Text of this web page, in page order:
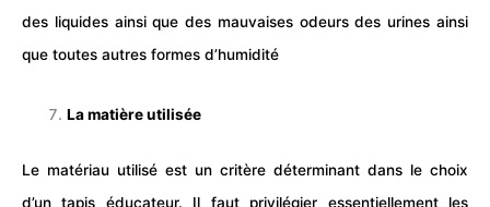
des liquides ainsi que des mauvaises odeurs des urines ainsi
que toutes autres formes d’humidité
La matière utilisée
Le matériau utilisé est un critère déterminant dans le choix
d’un tapis éducateur. Il faut privilégier essentiellement les